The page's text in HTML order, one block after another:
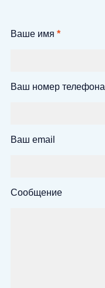
Ваше имя *
Ваш номер телефона
Ваш email
Сообщение